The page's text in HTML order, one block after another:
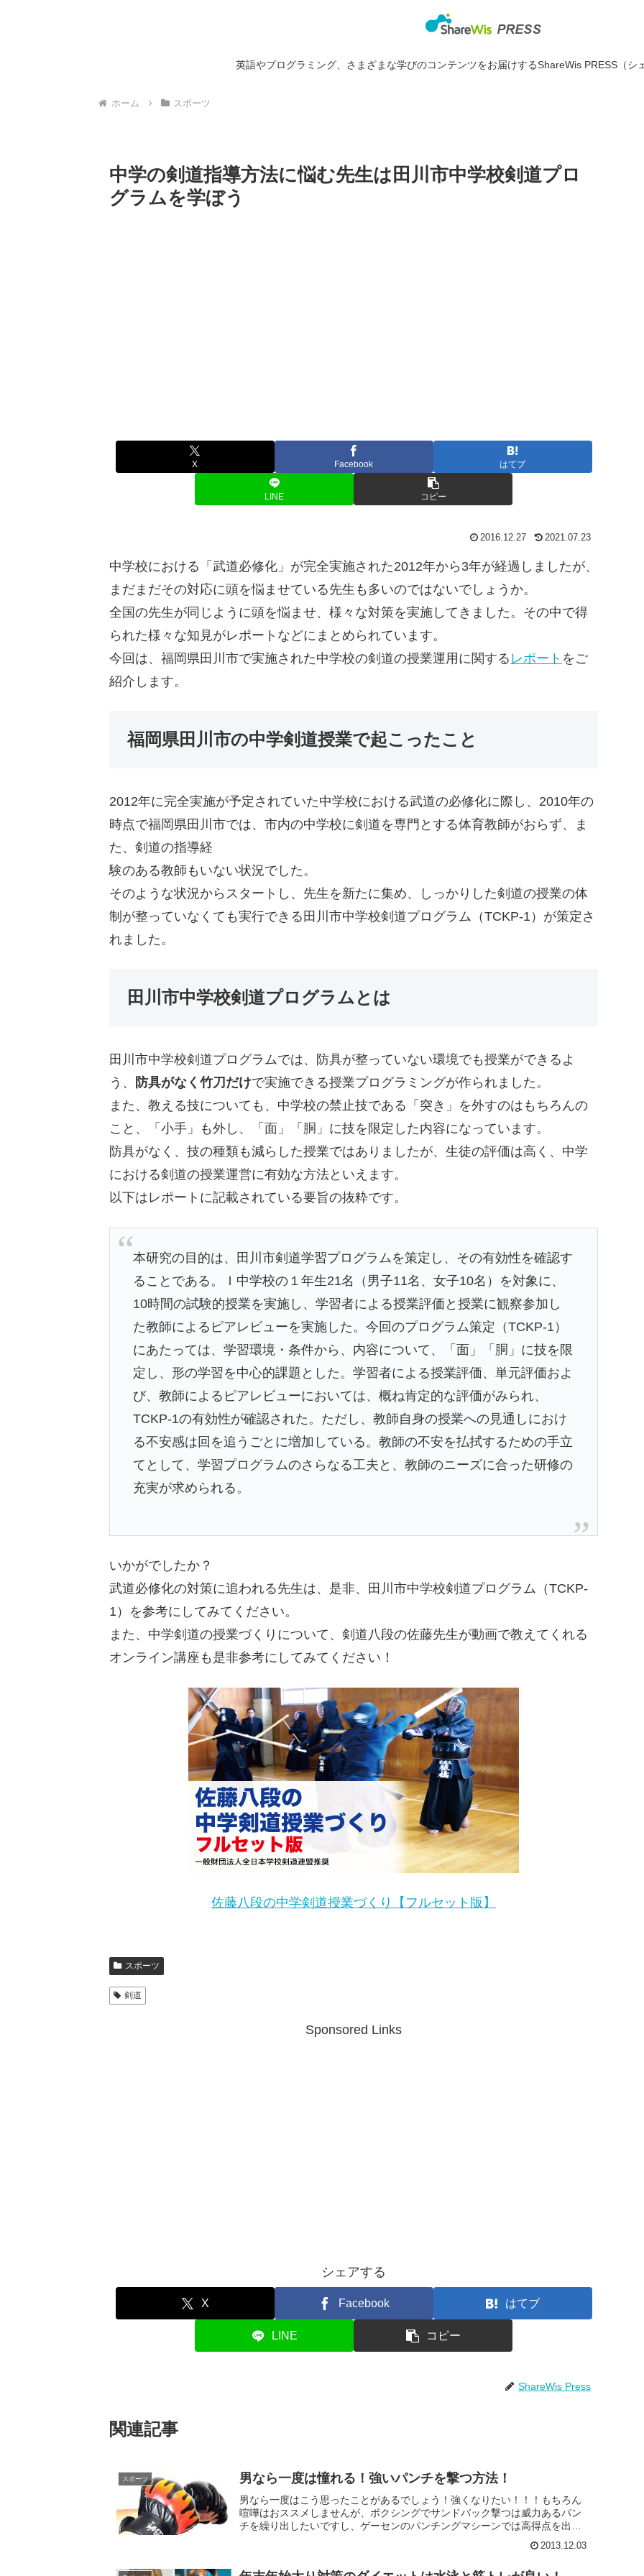
英語やプログラミング、さまざまな学びのコンテンツをお届けするShareWis PRESS（シ
ホーム スポーツ
中学の剣道指導方法に悩む先生は田川市中学校剣道プロ
グラムを学ぼう
X Facebook はてブ
LINE コピー
2016.12.27 2021.07.23
中学校における「武道必修化」が完全実施された2012年から3年が経過しましたが、
まだまだその対応に頭を悩ませている先生も多いのではないでしょうか。
全国の先生が同じように頭を悩ませ、様々な対策を実施してきました。その中で得
られた様々な知見がレポートなどにまとめられています。
今回は、福岡県田川市で実施された中学校の剣道の授業運用に関する レポート をご
紹介します。
福岡県田川市の中学剣道授業で起こったこと
2012年に完全実施が予定されていた中学校における武道の必修化に際し、2010年の
時点で福岡県田川市では、市内の中学校に剣道を専門とする体育教師がおらず、ま
た、剣道の指導経
験のある教師もいない状況でした。
そのような状況からスタートし、先生を新たに集め、しっかりした剣道の授業の体
制が整っていなくても実行できる田川市中学校剣道プログラム（TCKP-1）が策定さ
れました。
田川市中学校剣道プログラムとは
田川市中学校剣道プログラムでは、防具が整っていない環境でも授業ができるよ
う、
防具がなく竹刀だけで実施できる授業プログラミングが作られました。
また、教える技についても、中学校の禁止技である「突き」を外すのはもちろんの
こと、「小手」も外し、「面」「胴」に技を限定した内容になっています。
防具がなく、技の種類も減らした授業ではありましたが、生徒の評価は高く、中学
における剣道の授業運営に有効な方法といえます。
以下はレポートに記載されている要旨の抜粋です。
本研究の目的は、田川市剣道学習プログラムを策定し、その有効性を確認す
ることである。Ｉ中学校の１年生21名（男子11名、女子10名）を対象に、
10時間の試験的授業を実施し、学習者による授業評価と授業に観察参加し
た教師によるピアレビューを実施した。今回のプログラム策定（TCKP-1）
にあたっては、学習環境・条件から、内容について、「面」「胴」に技を限
定し、形の学習を中心的課題とした。学習者による授業評価、単元評価およ
び、教師によるピアレビューにおいては、概ね肯定的な評価がみられ、
TCKP-1の有効性が確認された。ただし、教師自身の授業への見通しにおけ
る不安感は回を追うごとに増加している。教師の不安を払拭するための手立
てとして、学習プログラムのさらなる工夫と、教師のニーズに合った研修の
充実が求められる。
いかがでしたか？
武道必修化の対策に追われる先生は、是非、田川市中学校剣道プログラム（TCKP-
1）を参考にしてみてください。
また、中学剣道の授業づくりについて、剣道八段の佐藤先生が動画で教えてくれる
オンライン講座も是非参考にしてみてください！
佐藤八段の中学剣道授業づくり【フルセット版】
スポーツ
剣道
Sponsored Links
シェアする
X Facebook はてブ
LINE コピー
ShareWis Press
関連記事
スポーツ 男なら一度は憧れる！強いパンチを撃つ方法！
男なら一度はこう思ったことがあるでしょう！強くなりたい！！！もちろん
喧嘩はおススメしませんが、ボクシングでサンドバック撃つは威力あるパン
チを繰り出したいですし、ゲーセンのパンチングマシーンでは高得点を出し
2013.12.03